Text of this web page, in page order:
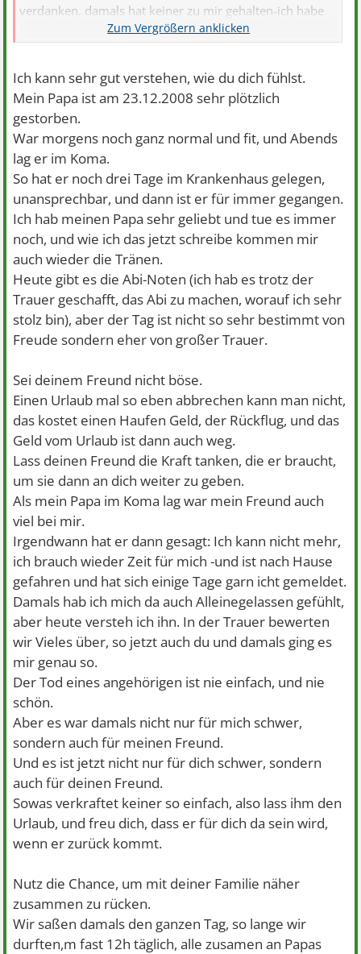
verdanken. damals hat keiner zu mir gehalten-ich habe
nur mist gebaut- bin vom gymnasium geflogen- wegen
ladendiebstahl. das jugendamt wollte mich meinen
eltern wegnehmen-weil ich auf die schiefe bahn geraten
bin. er hat in dieser situation zu mir gehalten,mich
aufgenommen,ohne mir vorwürfe zu machen.und durch
ihn habe ich den ergeiz wieder bekommen-habe nen
realabschludss von 1,5 gemacht und jetzt das abitur mit
1,9 bestanden.ohne ihn wäre ich in der gosse
gelandet.ich hätte mich damals ohne ihn nicht afrappeln
können. ich bin ihm für alles sehr sehr dankbar und
deswegen liebe ich ihn auch so sehr und es tut soooo
weh.
Ich kann sehr gut verstehen, wie du dich fühlst.
Mein Papa ist am 23.12.2008 sehr plötzlich
gestorben.
War morgens noch ganz normal und fit, und Abends
lag er im Koma.
So hat er noch drei Tage im Krankenhaus gelegen,
unansprechbar, und dann ist er für immer gegangen.
Ich hab meinen Papa sehr geliebt und tue es immer
noch, und wie ich das jetzt schreibe kommen mir
auch wieder die Tränen.
Heute gibt es die Abi-Noten (ich hab es trotz der
Trauer geschafft, das Abi zu machen, worauf ich sehr
stolz bin), aber der Tag ist nicht so sehr bestimmt von
Freude sondern eher von großer Trauer.
Sei deinem Freund nicht böse.
Einen Urlaub mal so eben abbrechen kann man nicht,
das kostet einen Haufen Geld, der Rückflug, und das
Geld vom Urlaub ist dann auch weg.
Lass deinen Freund die Kraft tanken, die er braucht,
um sie dann an dich weiter zu geben.
Als mein Papa im Koma lag war mein Freund auch
viel bei mir.
Irgendwann hat er dann gesagt: Ich kann nicht mehr,
ich brauch wieder Zeit für mich -und ist nach Hause
gefahren und hat sich einige Tage garn icht gemeldet.
Damals hab ich mich da auch Alleinegelassen gefühlt,
aber heute versteh ich ihn. In der Trauer bewerten
wir Vieles über, so jetzt auch du und damals ging es
mir genau so.
Der Tod eines angehörigen ist nie einfach, und nie
schön.
Aber es war damals nicht nur für mich schwer,
sondern auch für meinen Freund.
Und es ist jetzt nicht nur für dich schwer, sondern
auch für deinen Freund.
Sowas verkraftet keiner so einfach, also lass ihm den
Urlaub, und freu dich, dass er für dich da sein wird,
wenn er zurück kommt.
Nutz die Chance, um mit deiner Familie näher
zusammen zu rücken.
Wir saßen damals den ganzen Tag, so lange wir
durften,m fast 12h täglich, alle zusamen an Papas